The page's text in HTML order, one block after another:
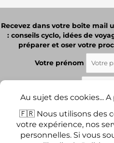
Recevez dans votre boîte mail
: conseils cyclo, idées de
préparer et oser votre
Votre prénom
J'ai lu et j'accepte les